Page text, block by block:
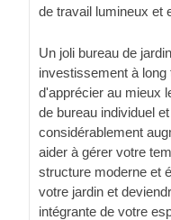
de travail lumineux et
Un joli bureau de
investissement à
d'apprécier au mieux
de bureau individuel
considérablement
aider à gérer votre
structure moderne et
votre jardin et
intégrante de votre